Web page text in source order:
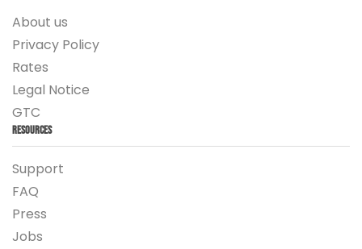
About us
Privacy Policy
Rates
Legal Notice
GTC
Resources
Support
FAQ
Press
Jobs